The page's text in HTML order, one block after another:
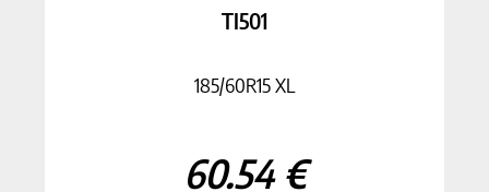
TI501
185/60R15 XL
60.54 €